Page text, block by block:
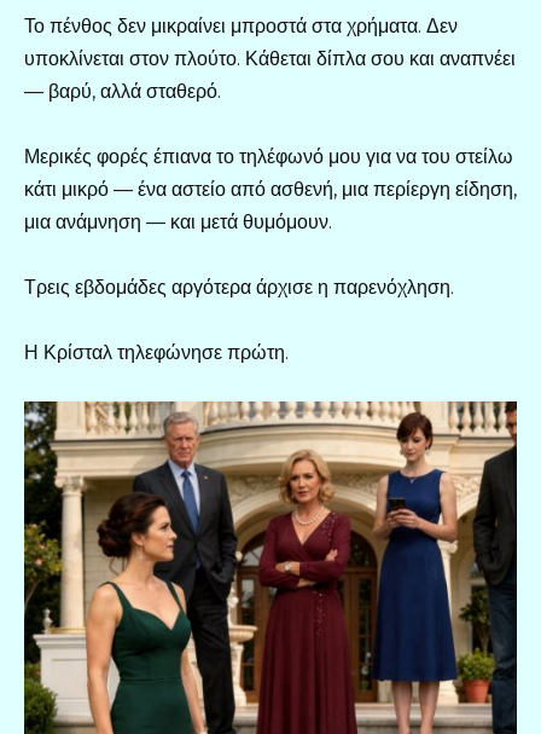
Το πένθος δεν μικραίνει μπροστά στα χρήματα. Δεν
υποκλίνεται στον πλούτο. Κάθεται δίπλα σου και αναπνέει
— βαρύ, αλλά σταθερό.
Μερικές φορές έπιανα το τηλέφωνό μου για να του στείλω
κάτι μικρό — ένα αστείο από ασθενή, μια περίεργη είδηση,
μια ανάμνηση — και μετά θυμόμουν.
Τρεις εβδομάδες αργότερα άρχισε η παρενόχληση.
Η Κρίσταλ τηλεφώνησε πρώτη.